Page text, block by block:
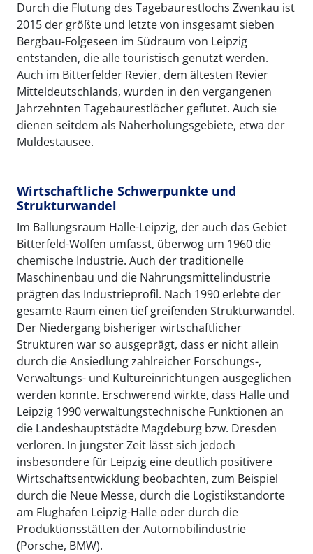
Durch die Flutung des Tagebaurestlochs Zwenkau ist
2015 der größte und letzte von insgesamt sieben
Bergbau-Folgeseen im Südraum von Leipzig
entstanden, die alle touristisch genutzt werden.
Auch im Bitterfelder Revier, dem ältesten Revier
Mitteldeutschlands, wurden in den vergangenen
Jahrzehnten Tagebaurestlöcher geflutet. Auch sie
dienen seitdem als Naherholungsgebiete, etwa der
Muldestausee.
Wirtschaftliche Schwerpunkte und
Strukturwandel
Im Ballungsraum Halle-Leipzig, der auch das Gebiet
Bitterfeld-Wolfen umfasst, überwog um 1960 die
chemische Industrie. Auch der traditionelle
Maschinenbau und die Nahrungsmittelindustrie
prägten das Industrieprofil. Nach 1990 erlebte der
gesamte Raum einen tief greifenden Strukturwandel.
Der Niedergang bisheriger wirtschaftlicher
Strukturen war so ausgeprägt, dass er nicht allein
durch die Ansiedlung zahlreicher Forschungs-,
Verwaltungs- und Kultureinrichtungen ausgeglichen
werden konnte. Erschwerend wirkte, dass Halle und
Leipzig 1990 verwaltungstechnische Funktionen an
die Landeshauptstädte Magdeburg bzw. Dresden
verloren. In jüngster Zeit lässt sich jedoch
insbesondere für Leipzig eine deutlich positivere
Wirtschaftsentwicklung beobachten, zum Beispiel
durch die Neue Messe, durch die Logistikstandorte
am Flughafen Leipzig-Halle oder durch die
Produktionsstätten der Automobilindustrie
(Porsche, BMW).